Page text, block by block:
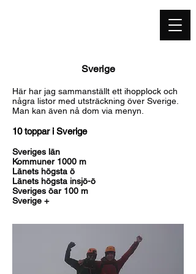
Sverige
Här har jag sammanställt ett ihopplock och
några listor med utsträckning över Sverige
Man kan även nå dom via menyn.
10 toppar i Sverige
Sveriges län
Kommuner 1000 m
Länets högsta ö
Länets högsta insjö-ö
Sveriges öar 100 m
Sverige +